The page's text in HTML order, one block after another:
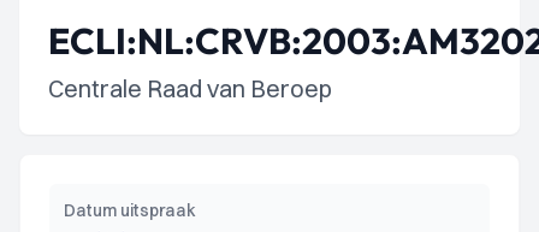
Centrale Raad van Beroep
Datum uitspraak